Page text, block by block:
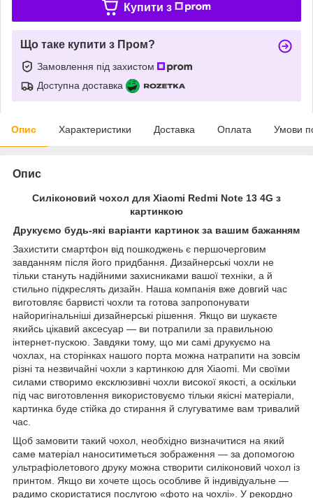
Купити з
Що таке купити з Пром?
Замовлення під захистом
Доступна доставка
Опис Характеристики Доставка Оплата Умови
Опис
Силіконовий чохол для Xiaomi Redmi Note 13 4G з
картинкою
Друкуємо будь-які варіанти картинок за вашим бажанням
Захистити смартфон від пошкоджень є першочерговим
завданням після його придбання. Дизайнерські чохли не
тільки стануть надійними захисниками вашої техніки, а й
стильно підкреслять дизайн. Наша компанія вже довгий час
виготовляє барвисті чохли та готова запропонувати
найоригінальніші дизайнерські рішення. Якщо ви шукаєте
якийсь цікавий аксесуар — ви потрапили за правильною
інтернет-пускою. Завдяки тому, що ми самі друкуємо на
чохлах, на сторінках нашого порта можна натрапити на зовсім
різні та незвичайні чохли з картинкою для Xiaomi. Ми своїми
силами створимо ексклюзивні чохли високої якості, а оскільки
під час виготовлення використовуємо тільки якісні матеріали,
картинка буде стійка до стирання й слугуватиме вам тривалий
час.
Щоб замовити такий чохол, необхідно визначитися на який
саме матеріал наноситиметься зображення — за допомогою
ультрафіолетового друку можна створити силіконовий чохол із
принтом. Якщо ви хочете щось особливе й індивідуальне —
радимо скористатися послугою «фото на чохлі». У рекордно